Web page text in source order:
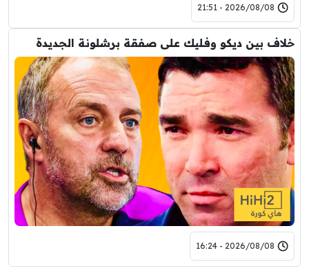
2026/08/08 - 21:51
خلاف بين ديكو وفليك على صفقة برشلونة الجديدة
2026/08/08 - 16:24